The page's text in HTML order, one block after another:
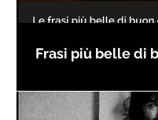
Frasi più belle di